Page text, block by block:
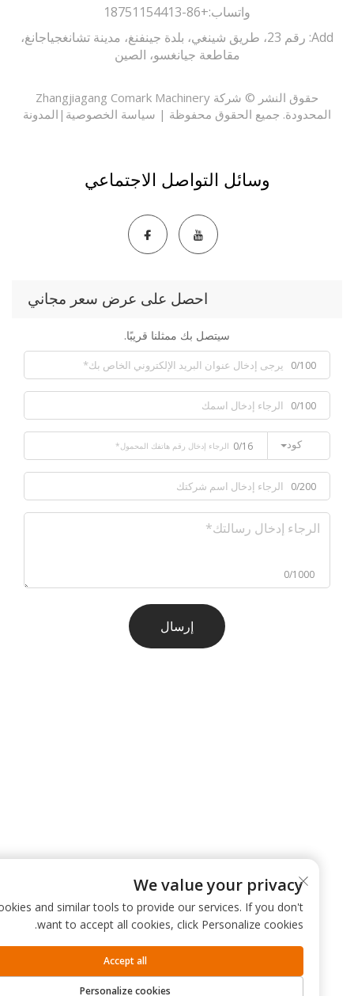
واتساب:+86-18751154413
Add: رقم 23، طريق شينغي، بلدة جينفنغ، مدينة تشانغجياجانغ،
مقاطعة جيانغسو، الصين
حقوق النشر © شركة Zhangjiagang Comark Machinery
جميع الحقوق محفوظة |سياسة الخصوصية|المدونة
وسائل التواصل الاجتماعي
احصل على عرض سعر مجاني
سيتصل بك ممثلنا قريبًا.
0/16
إرسال
We value your privacy
use cookies and similar tools to provide our services. If you don't
want to accept all cookies, click Personalize cookies.
Personalize cookies
Accept all